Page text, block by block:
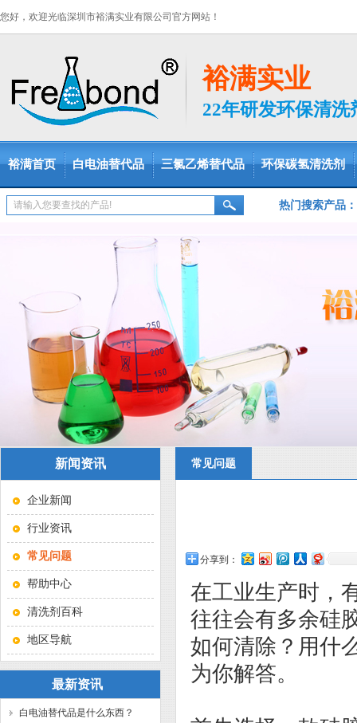
您好，欢迎光临深圳市裕满实业有限公司官方网站！
裕满实业
22年研发环保清
裕满首页 白电油替代品 三氯乙烯替代品 环保碳氢清洗剂
热门搜索产品：
新闻资讯
企业新闻
行业资讯
常见问题
帮助中心
清洗剂百科
地区导航
最新资讯
白电油替代品是什么东西？
常见问题
分享到：
在工业生产时，
往往会有多余硅
如何清除？用什
为你解答。